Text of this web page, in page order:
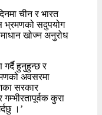
चीन र भारत
भ्रमणको सदुपयोग
खोज्न अनुरोध
हुनुहुन्छ र
अवसरमा
सरकार
कुरा
।’